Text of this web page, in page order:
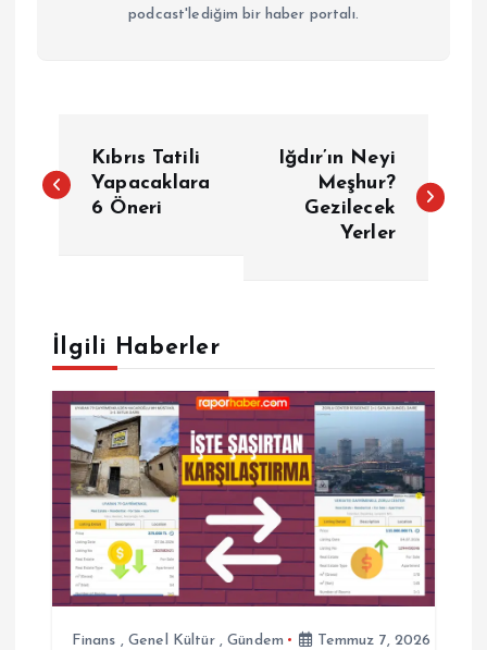
podcast'lediğim bir haber portalı.
a
g
e
z
n
m
Kıbrıs Tatili
Yapacaklara
6 Öneri
Iğdır’ın Neyi
Meşhur?
Gezilecek
Yerler
İlgili Haberler
Finans ,Genel Kültür,Gündem Temmuz 7, 2026